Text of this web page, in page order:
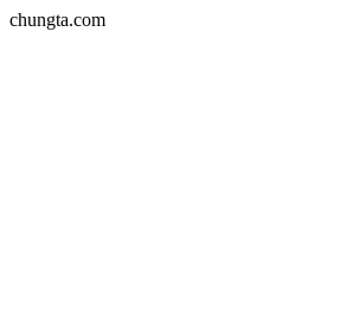
chungta.com